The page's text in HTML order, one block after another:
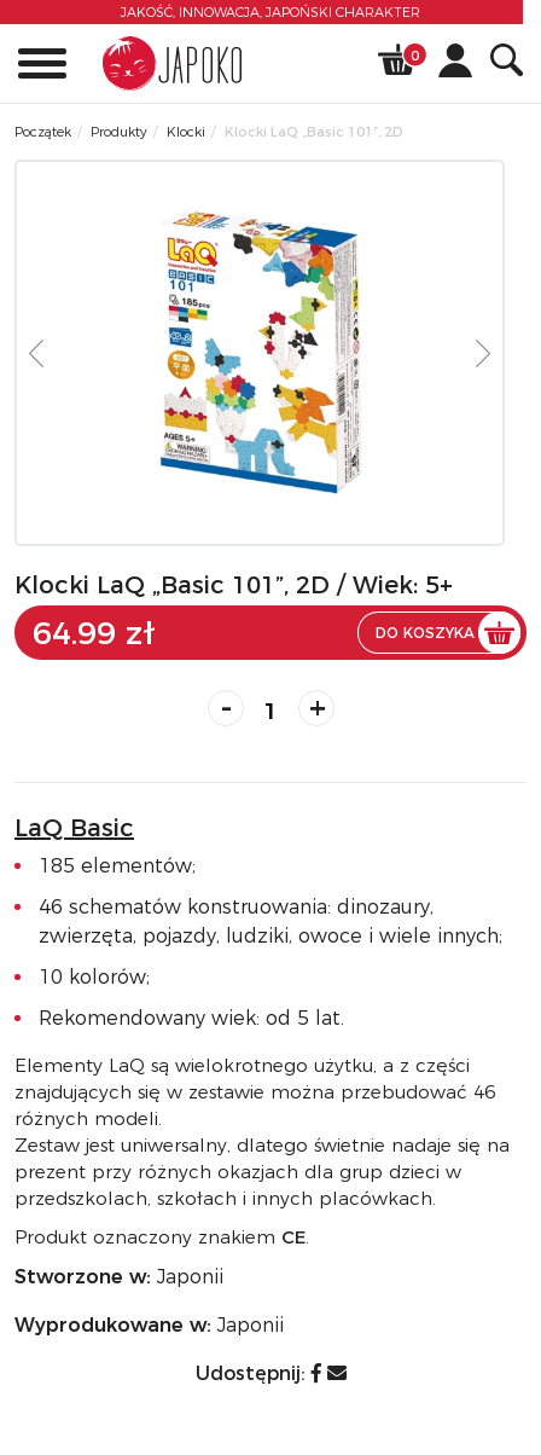
JAKOŚĆ, INNOWACJA, JAPOŃSKI CHARAKTER
0
Początek Produkty Klocki Klocki LaQ „Basic 101”, 2D
Klocki LaQ „Basic 101”, 2D / Wiek: 5+
64.99 zł DO KOSZYKA
- +
LaQ Basic
185 elementów;
46 schematów konstruowania: dinozaury,
zwierzęta, pojazdy, ludziki, owoce i wiele innych;
10 kolorów;
Rekomendowany wiek: od 5 lat.
Elementy LaQ są wielokrotnego użytku, a z części
znajdujących się w zestawie można przebudować 46
różnych modeli.
Zestaw jest uniwersalny, dlatego świetnie nadaje się na
prezent przy różnych okazjach dla grup dzieci w
przedszkolach, szkołach i innych placówkach.
Produkt oznaczony znakiem CE.
Stworzone w: Japonii
Wyprodukowane w: Japonii
Udostępnij: